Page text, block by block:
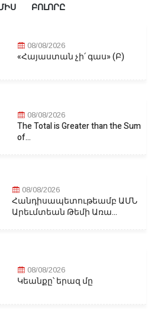
ԲՈԼՈՐԸ
08/08/2026
«Հայաստան չի՛ գաս» (Բ)
08/08/2026
The Total is Greater than the Sum
of...
08/08/2026
Հանդիսապետութեամբ ԱՄՆ
Արեւմտեան Թեմի Առա...
08/08/2026
Կեանքը՝ երազ մը